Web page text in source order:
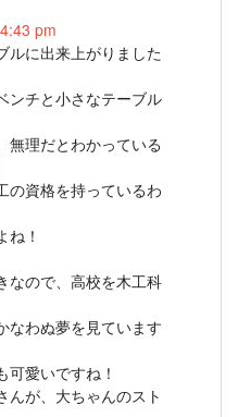
pm
ルに出来上がりました
ンチと小さなテーブル
無理だとわかっている
の資格を持っているわ
ね！
なので、高校を木工科
なわぬ夢を見ています
可愛いですね！
んが、大ちゃんのスト